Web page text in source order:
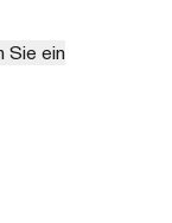
Sie ein